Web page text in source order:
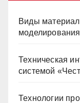
Виды
Техническая
системой
Технологии